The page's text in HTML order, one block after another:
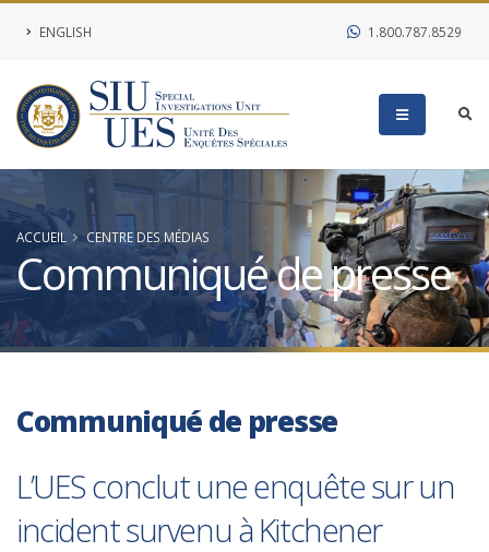
ENGLISH 1.800.787.8529
ACCUEIL CENTRE DES MÉDIAS
Communiqué de presse
Communiqué de presse
L’UES conclut une enquête sur un
incident survenu à Kitchener